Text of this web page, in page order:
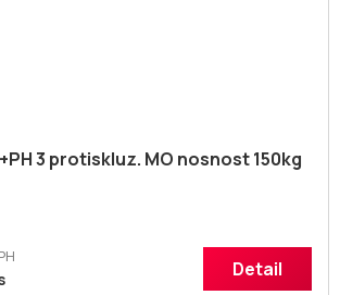
3 protiskluz. MO nosnost 150kg
Detail